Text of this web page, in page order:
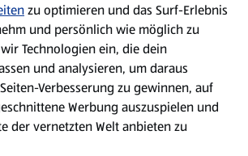
zu optimieren und das Surf-Erlebnis
und persönlich wie möglich zu
Technologien ein, die dein
und analysieren, um daraus
Verbesserung zu gewinnen, auf
Werbung auszuspielen und
der vernetzten Welt anbieten zu